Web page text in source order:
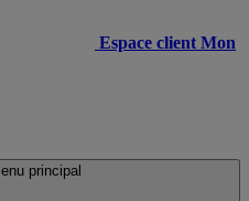
Espace client Mon
principal